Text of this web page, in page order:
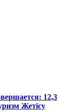
12,3
Жетісу